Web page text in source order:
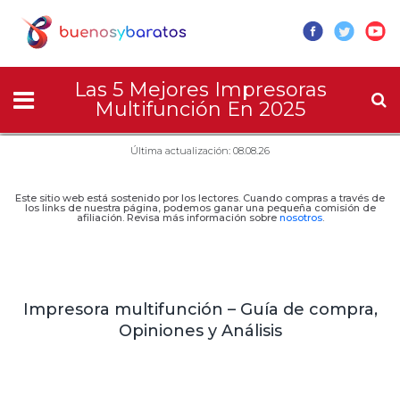
Las 5 Mejores Impresoras
Multifunción En 2025
Última actualización: 08.08.26
Este sitio web está sostenido por los lectores. Cuando compras a través de
los links de nuestra página, podemos ganar una pequeña comisión de
afiliación. Revisa más información sobre nosotros.
Impresora multifunción – Guía de compra,
Opiniones y Análisis